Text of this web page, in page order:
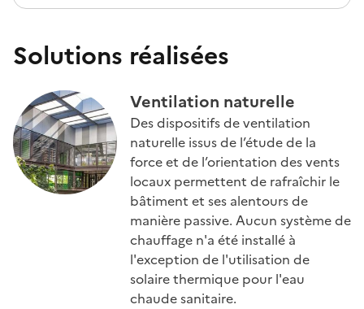
Solutions réalisées
Ventilation naturelle
Des dispositifs de ventilation
naturelle issus de l’étude de la
force et de l’orientation des vents
locaux permettent de rafraîchir le
bâtiment et ses alentours de
manière passive. Aucun système de
chauffage n'a été installé à
l'exception de l'utilisation de
solaire thermique pour l'eau
chaude sanitaire.